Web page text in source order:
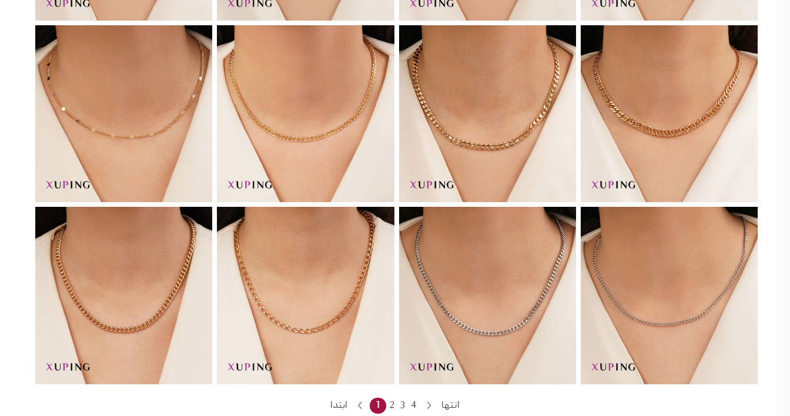
نسکافه ای
سبز
ابتدا 1 2 3 4 انتها